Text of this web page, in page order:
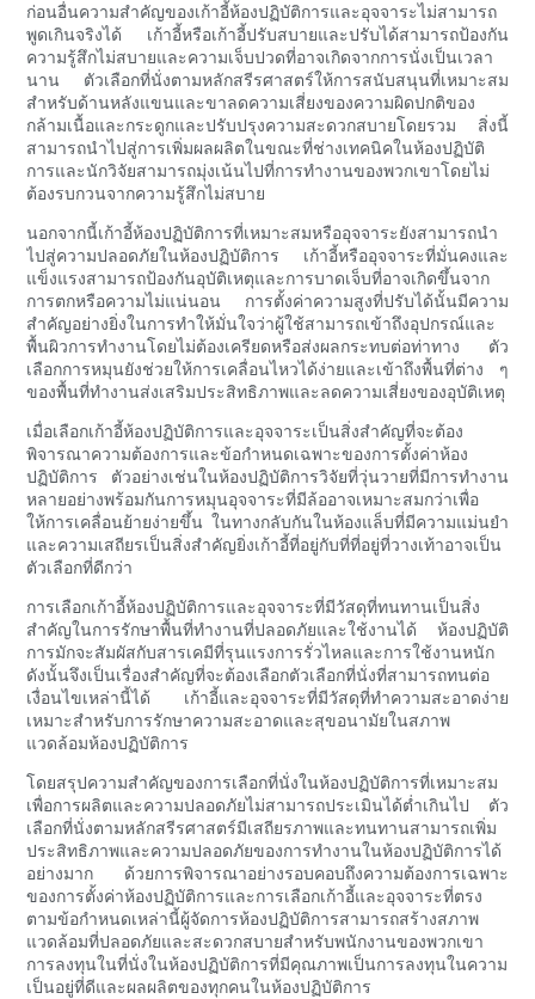
ก่อนอื่นความสำคัญของเก้าอี้ห้องปฏิบัติการและอุจจาระไม่สามารถ
พูดเกินจริงได้ เก้าอี้หรือเก้าอี้ปรับสบายและปรับได้สามารถป้องกัน
ความรู้สึกไม่สบายและความเจ็บปวดที่อาจเกิดจากการนั่งเป็นเวลา
นาน ตัวเลือกที่นั่งตามหลักสรีรศาสตร์ให้การสนับสนุนที่เหมาะสม
สำหรับด้านหลังแขนและขาลดความเสี่ยงของความผิดปกติของ
กล้ามเนื้อและกระดูกและปรับปรุงความสะดวกสบายโดยรวม สิ่งนี้
สามารถนำไปสู่การเพิ่มผลผลิตในขณะที่ช่างเทคนิคในห้องปฏิบัติ
การและนักวิจัยสามารถมุ่งเน้นไปที่การทำงานของพวกเขาโดยไม่
ต้องรบกวนจากความรู้สึกไม่สบาย
นอกจากนี้เก้าอี้ห้องปฏิบัติการที่เหมาะสมหรืออุจจาระยังสามารถนำ
ไปสู่ความปลอดภัยในห้องปฏิบัติการ เก้าอี้หรืออุจจาระที่มั่นคงและ
แข็งแรงสามารถป้องกันอุบัติเหตุและการบาดเจ็บที่อาจเกิดขึ้นจาก
การตกหรือความไม่แน่นอน การตั้งค่าความสูงที่ปรับได้นั้นมีความ
สำคัญอย่างยิ่งในการทำให้มั่นใจว่าผู้ใช้สามารถเข้าถึงอุปกรณ์และ
พื้นผิวการทำงานโดยไม่ต้องเครียดหรือส่งผลกระทบต่อท่าทาง ตัว
เลือกการหมุนยังช่วยให้การเคลื่อนไหวได้ง่ายและเข้าถึงพื้นที่ต่าง ๆ
ของพื้นที่ทำงานส่งเสริมประสิทธิภาพและลดความเสี่ยงของอุบัติเหตุ
เมื่อเลือกเก้าอี้ห้องปฏิบัติการและอุจจาระเป็นสิ่งสำคัญที่จะต้อง
พิจารณาความต้องการและข้อกำหนดเฉพาะของการตั้งค่าห้อง
ปฏิบัติการ ตัวอย่างเช่นในห้องปฏิบัติการวิจัยที่วุ่นวายที่มีการทำงาน
หลายอย่างพร้อมกันการหมุนอุจจาระที่มีล้ออาจเหมาะสมกว่าเพื่อ
ให้การเคลื่อนย้ายง่ายขึ้น ในทางกลับกันในห้องแล็บที่มีความแม่นยำ
และความเสถียรเป็นสิ่งสำคัญยิ่งเก้าอี้ที่อยู่กับที่ที่อยู่ที่วางเท้าอาจเป็น
ตัวเลือกที่ดีกว่า
การเลือกเก้าอี้ห้องปฏิบัติการและอุจจาระที่มีวัสดุที่ทนทานเป็นสิ่ง
สำคัญในการรักษาพื้นที่ทำงานที่ปลอดภัยและใช้งานได้ ห้องปฏิบัติ
การมักจะสัมผัสกับสารเคมีที่รุนแรงการรั่วไหลและการใช้งานหนัก
ดังนั้นจึงเป็นเรื่องสำคัญที่จะต้องเลือกตัวเลือกที่นั่งที่สามารถทนต่อ
เงื่อนไขเหล่านี้ได้ เก้าอี้และอุจจาระที่มีวัสดุที่ทำความสะอาดง่าย
เหมาะสำหรับการรักษาความสะอาดและสุขอนามัยในสภาพ
แวดล้อมห้องปฏิบัติการ
โดยสรุปความสำคัญของการเลือกที่นั่งในห้องปฏิบัติการที่เหมาะสม
เพื่อการผลิตและความปลอดภัยไม่สามารถประเมินได้ต่ำเกินไป ตัว
เลือกที่นั่งตามหลักสรีรศาสตร์มีเสถียรภาพและทนทานสามารถเพิ่ม
ประสิทธิภาพและความปลอดภัยของการทำงานในห้องปฏิบัติการได้
อย่างมาก ด้วยการพิจารณาอย่างรอบคอบถึงความต้องการเฉพาะ
ของการตั้งค่าห้องปฏิบัติการและการเลือกเก้าอี้และอุจจาระที่ตรง
ตามข้อกำหนดเหล่านี้ผู้จัดการห้องปฏิบัติการสามารถสร้างสภาพ
แวดล้อมที่ปลอดภัยและสะดวกสบายสำหรับพนักงานของพวกเขา
การลงทุนในที่นั่งในห้องปฏิบัติการที่มีคุณภาพเป็นการลงทุนในความ
เป็นอยู่ที่ดีและผลผลิตของทุกคนในห้องปฏิบัติการ